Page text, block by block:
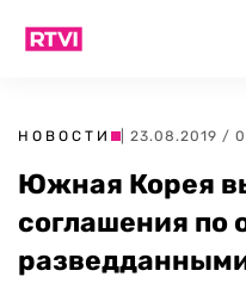
НОВОСТИ | 23.08.2019 /
Южная Корея
соглашения по